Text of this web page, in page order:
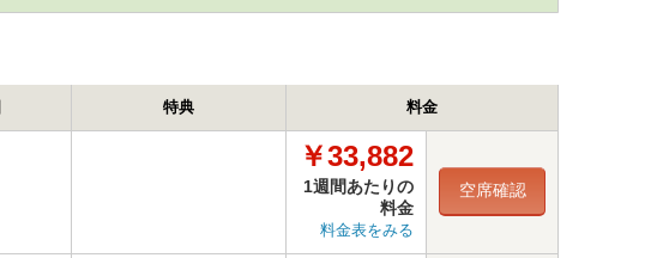
特典 料金
￥33,882
1週間あたりの
料金
料金表をみる
空席確認